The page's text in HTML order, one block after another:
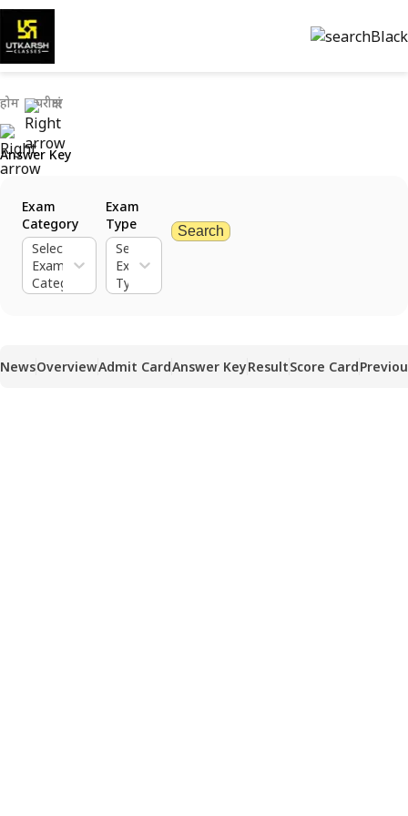
होम परीक्षाएं
Answer Key
Exam
Category
Select
Exam
Category
Exam
Type
Select
Exam
Type
Search
NewsOverviewAdmit CardAnswer KeyResultScore Card